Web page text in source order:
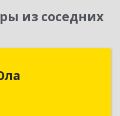
из соседних
Ола г, Волкова